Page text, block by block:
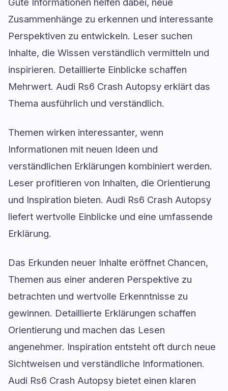
Zusammenhänge zu erkennen und interessante
Perspektiven zu entwickeln. Leser suchen
Inhalte, die Wissen verständlich vermitteln und
inspirieren. Detaillierte Einblicke schaffen
Mehrwert. Audi Rs6 Crash Autopsy erklärt das
Thema ausführlich und verständlich.
Themen wirken interessanter, wenn
Informationen mit neuen Ideen und
verständlichen Erklärungen kombiniert werden.
Leser profitieren von Inhalten, die Orientierung
und Inspiration bieten. Audi Rs6 Crash Autopsy
liefert wertvolle Einblicke und eine umfassende
Erklärung.
Das Erkunden neuer Inhalte eröffnet Chancen,
Themen aus einer anderen Perspektive zu
betrachten und wertvolle Erkenntnisse zu
gewinnen. Detaillierte Erklärungen schaffen
Orientierung und machen das Lesen
angenehmer. Inspiration entsteht oft durch neue
Sichtweisen und verständliche Informationen.
Audi Rs6 Crash Autopsy bietet einen klaren